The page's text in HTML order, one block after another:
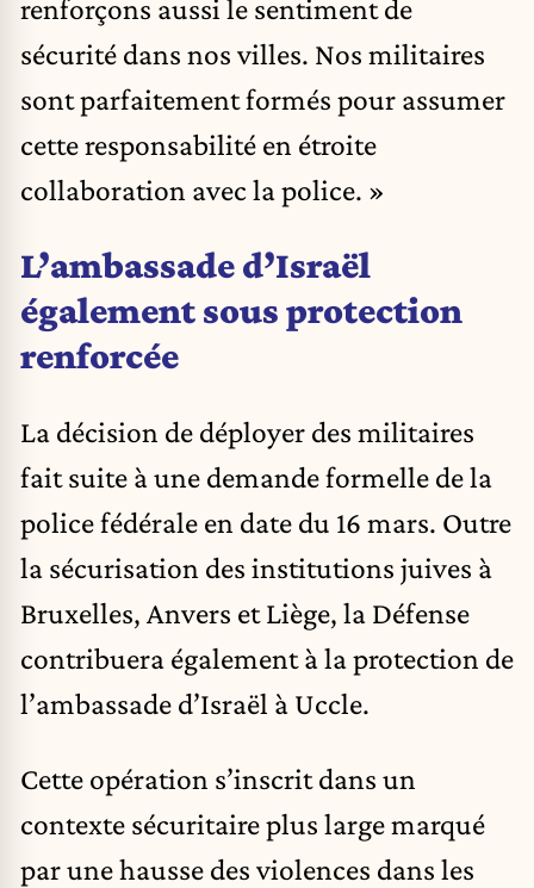
renforçons aussi le sentiment de
sécurité dans nos villes. Nos militaires
sont parfaitement formés pour assumer
cette responsabilité en étroite
collaboration avec la police. »
L’ambassade d’Israël
également sous protection
renforcée
La décision de déployer des militaires
fait suite à une demande formelle de la
police fédérale en date du 16 mars. Outre
la sécurisation des institutions juives à
Bruxelles, Anvers et Liège, la Défense
contribuera également à la protection de
l’ambassade d’Israël à Uccle.
Cette opération s’inscrit dans un
contexte sécuritaire plus large marqué
par une hausse des violences dans les